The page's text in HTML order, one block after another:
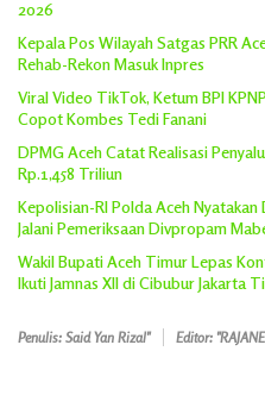
2026
Kepala Pos Wilayah Satgas PRR
Rehab-Rekon Masuk Inpres
Viral Video TikTok, Ketum BPI
Copot Kombes Tedi Fanani
DPMG Aceh Catat Realisasi
Rp.1,458 Triliun
Kepolisian-RI Polda Aceh
Jalani Pemeriksaan Divpropam
Wakil Bupati Aceh Timur Lepas
Ikuti Jamnas XII di Cibubur Jakarta
Penulis: Said Yan Rizal" Editor: